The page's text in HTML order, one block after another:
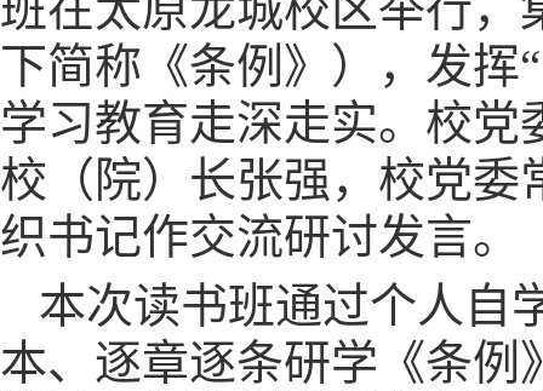
下简称《条例》），发挥
学习教育走深走实。校
校（院）长张强，校党委
织书记作交流研讨发言。
本次读书班通过个人自
本、逐章逐条研学《条例